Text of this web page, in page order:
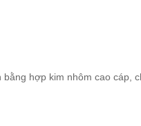
hợp kim nhôm cao cáp,